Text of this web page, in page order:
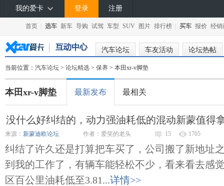
我的爱卡 登录 注册
首页 选车 新车 导购 试驾 车型 SUV 图片 排行榜 买车 报价 经销
汽车论坛 车友活动 论坛热帖
当前位置： 汽车论坛 > 论坛精选 > 保养 > 本田xr-v脚垫
本田xr-v脚垫 最新发布 最相关
没什么好纠结的，动力强油耗低的混动新蒙值得
来源： 新蒙迪欧论坛 作者：爱笑的老头 15 1705
纠结了许久还是打算把车买了，公司搬了新地址
到我的工作了，有辆车能轻松不少，看来看去感
区百公里油耗低至3.81...详情>>